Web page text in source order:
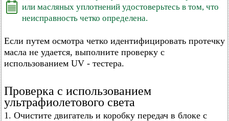
или масляных уплотнений удостоверьтесь в том, что
неисправность четко определена.
Если путем осмотра четко идентифицировать протечку
масла не удается, выполните проверку с
использованием UV - тестера.
Проверка с использованием
ультрафиолетового света
1. Очистите двигатель и коробку передач в блоке с